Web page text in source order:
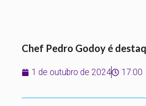
Chef Pedro Godoy é
1 de outubro de 2024 17:00